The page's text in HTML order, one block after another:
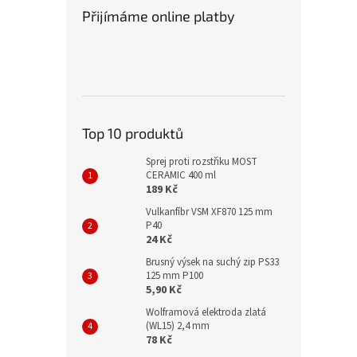
Přijímáme online platby
Top 10 produktů
Sprej proti rozstřiku MOST
CERAMIC 400 ml
189 Kč
Vulkanfíbr VSM XF870 125 mm
P40
24 Kč
Brusný výsek na suchý zip PS33
125 mm P100
5,90 Kč
Wolframová elektroda zlatá
(WL15) 2,4 mm
78 Kč